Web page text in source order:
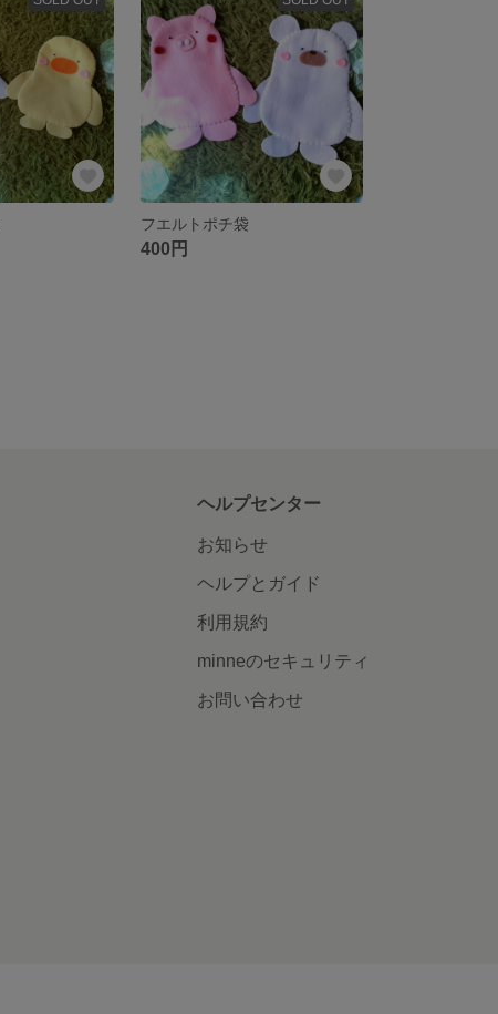
フエルトポチ袋
400円
ヘルプセンター
お知らせ
ヘルプとガイド
利用規約
minneのセキュリティ
お問い合わせ